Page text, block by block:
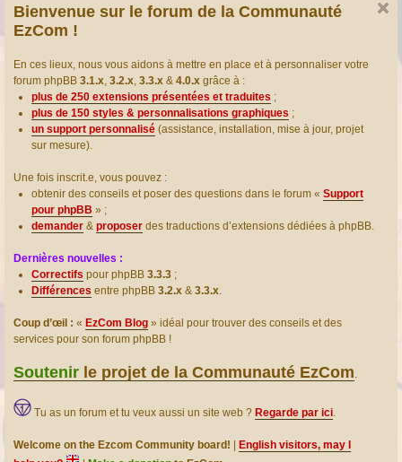
er
Bienvenue sur le forum de la Communauté
EzCom !
En ces lieux, nous vous aidons à mettre en place et à personnaliser votre
forum phpBB 3.1.x, 3.2.x, 3.3.x & 4.0.x grâce à :
plus de 250 extensions présentées et traduites ;
plus de 150 styles & personnalisations graphiques ;
un support personnalisé (assistance, installation, mise à jour, projet
sur mesure).
Une fois inscrit.e, vous pouvez :
obtenir des conseils et poser des questions dans le forum « Support
pour phpBB » ;
demander & proposer des traductions d’extensions dédiées à phpBB.
Dernières nouvelles :
Correctifs pour phpBB 3.3.3 ;
Différences entre phpBB 3.2.x & 3.3.x.
Coup d’œil : « EzCom Blog » idéal pour trouver des conseils et des
services pour son forum phpBB !
Soutenir le projet de la Communauté EzCom.
Tu as un forum et tu veux aussi un site web ? Regarde par ici.
Welcome on the Ezcom Community board!
English visitors, may I